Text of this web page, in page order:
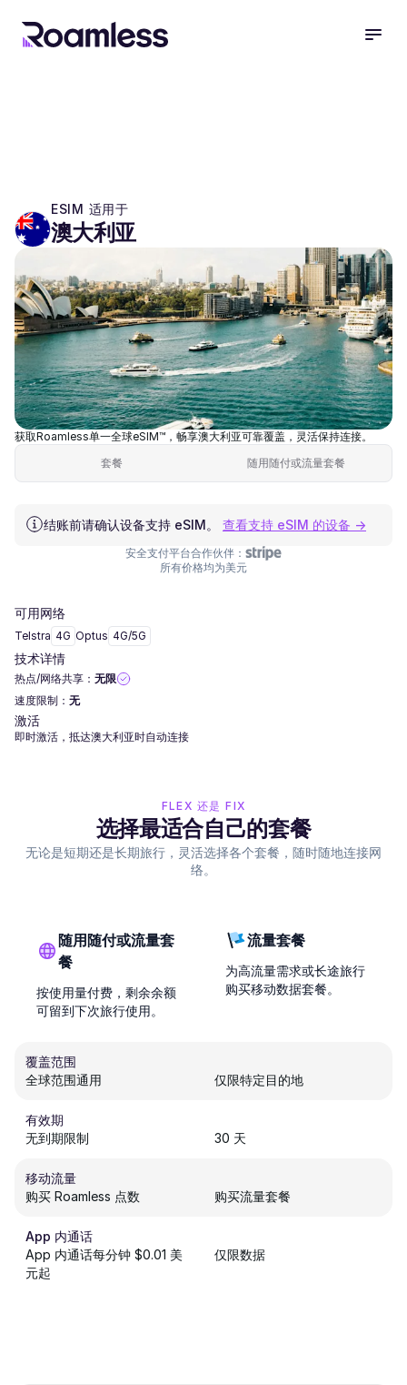
ESIM 适用于
澳大利亚
获取Roamless单一全球eSIM™，畅享澳大利亚可靠覆盖，灵活保持连接。
套餐
随用随付或流量套餐
结账前请确认设备支持 eSIM。 查看支持 eSIM 的设备 →
安全支付平台合作伙伴：
所有价格均为美元
可用网络
Telstra 4G Optus 4G/5G
技术详情
热点/网络共享： 无限
速度限制： 无
激活
即时激活，抵达澳大利亚时自动连接
FLEX 还是 FIX
选择最适合自己的套餐
无论是短期还是长期旅行，灵活选择各个套餐，随时随地连接网
络。
随用随付或流量套
餐
按使用量付费，剩余余额
可留到下次旅行使用。
流量套餐
为高流量需求或长途旅行
购买移动数据套餐。
覆盖范围
全球范围通用
仅限特定目的地
有效期
无到期限制
30 天
移动流量
购买 Roamless 点数
购买流量套餐
App 内通话
App 内通话每分钟 $0.01 美
元起
仅限数据